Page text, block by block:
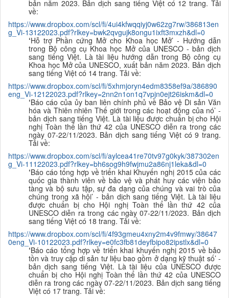
bản năm 2023. Bản dịch sang tiếng Việt có 12 trang. Tải
về:
https://www.dropbox.com/scl/fi/4ui4kfwqqiyj0w62zg7rw/386813en
g_Vi-13122023.pdf?rlkey=bwk2qvgujk8ongu1ixft3mxzh&dl=0
‘Hỗ trợ Phần cứng Mở cho Khoa học Mở’ - Hướng dẫn
trong Bộ công cụ Khoa học Mở của UNESCO - bản dịch
sang tiếng Việt. Là tài liệu hướng dẫn trong Bộ công cụ
Khoa học Mở của UNESCO, xuất bản năm 2023. Bản dịch
sang tiếng Việt có 14 trang. Tải về:
https://www.dropbox.com/scl/fi/5xhmjoryn4edm8358ef9a/386890
eng_Vi-12122023.pdf?rlkey=2nn2n1on1q7vpjn0ejt26iskm&dl=0
‘Báo cáo của ủy ban liên chính phủ về Bảo vệ Di sản Văn
hóa và Thiên nhiên Thế giới trong các hoạt động của nó’ -
bản dịch sang tiếng Việt. Là tài liệu được chuẩn bị cho Hội
nghị Toàn thể lần thứ 42 của UNESCO diễn ra trong các
ngày 07-22/11/2023. Bản dịch sang tiếng Việt có 9 trang.
Tải về:
https://www.dropbox.com/scl/fi/aylcea41re70tv97g0kyk/387302en
g_Vi-11122023.pdf?rlkey=bh6sog9h9fwjmu2a86nj1leka&dl=0
‘Báo cáo tổng hợp về triển khai Khuyến nghị 2015 của các
quốc gia thành viên về bảo vệ và phát huy các viện bảo
tàng và bộ sưu tập, sự đa dạng của chúng và vai trò của
chúng trong xã hội’ - bản dịch sang tiếng Việt. Là tài liệu
được chuẩn bị cho Hội nghị Toàn thể lần thứ 42 của
UNESCO diễn ra trong các ngày 07-22/11/2023. Bản dịch
sang tiếng Việt có 18 trang. Tải về:
https://www.dropbox.com/scl/fi/4f93gmeu4xny2m4v9fmwy/38647
0eng_Vi-10122023.pdf?rlkey=e0fc3fb81deyfbipo82ipstlx&dl=0
‘Báo cáo tổng hợp về triển khai khuyến nghị 2015 về bảo
tồn và truy cập di sản tư liệu bao gồm ở dạng kỹ thuật số’ -
bản dịch sang tiếng Việt. Là tài liệu của UNESCO được
chuẩn bị cho Hội nghị Toàn thể lần thứ 42 của UNESCO
diễn ra trong các ngày 07-22/11/2023. Bản dịch sang tiếng
Việt có 17 trang. Tải về: